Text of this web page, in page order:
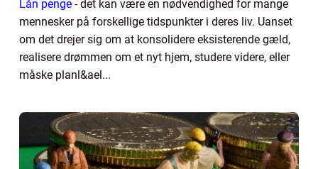
Lån penge - det kan være en nødvendighed for mange
mennesker på forskellige tidspunkter i deres liv. Uanset
om det drejer sig om at konsolidere eksisterende gæld,
realisere drømmen om et nyt hjem, studere videre, eller
måske planl&ael...